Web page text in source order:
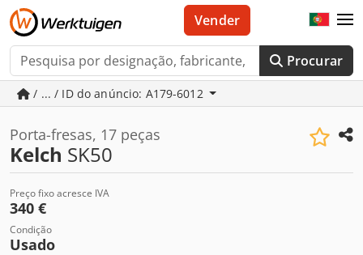
Procurar
Vender
/ ... / ID do anúncio: A179-6012
Porta-fresas, 17 peças
Kelch SK50
Preço fixo acresce IVA
340 €
Condição
Usado